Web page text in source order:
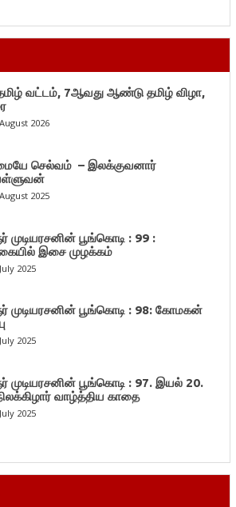
தமிழ் வட்டம், 7ஆவது ஆண்டு தமிழ் விழா,
2026
செல்வம் – இலக்குவனார்
2025
முடியரசனின் பூங்கொடி : 99 :
இசை முழக்கம்
2025
முடியரசனின் பூங்கொடி : 98: கோமகன்
2025
முடியரசனின் பூங்கொடி : 97. இயல் 20.
வாழ்த்திய காதை
2025